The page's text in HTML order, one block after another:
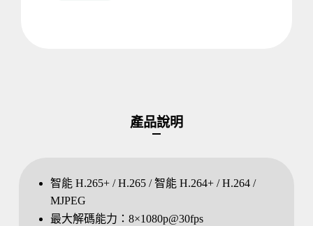
產品說明
智能 H.265+ / H.265 / 智能 H.264+ / H.264 /
MJPEG
最大解碼能力：8×1080p@30fps